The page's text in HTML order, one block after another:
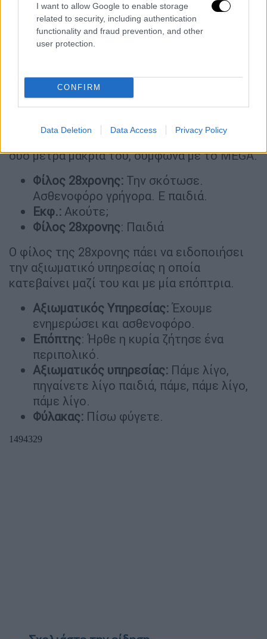
I want to allow Google to enable storage
related to security, including authentication
functionality and fraud prevention, and other
user protection.
CONFIRM
Data Deletion Data Access Privacy Policy
Γ.Κ.: Ναι.
Τα δραματικά λεπτά που
ακολούθησαν
δράστηςσε κλάσματα δευτερολέπτου την
μαχαίρωσε 4 φορές πισώπλατα. Στο μεταξύ
από τις φωνές βγαίνει καιο φρουρόςαπό το
φυλάκιο ο οποίος όσο δεχόταν τις μαχαιριές
δεν είχε καταλάβει τι συνέβαινε
δύο μέτρα μακριά του, σύμφωνα με το MEGA.
Φίλος 28χρονης: Την σκότωσε.
Ασθενοφόρο γρήγορα. Ε παιδιά.
Εκφ.: Ακούτε;
Φίλος 28χρονης: Παιδιά
Ο φίλος της 28χρονης πάει να ειδοποιήσει
την αξιωματικό υπηρεσίας η οποία
κατεβαίνει μαζί του και με μία επόπτρια.
Αξιωματικός Υπηρεσίας: Έχουμε
ενημερώσει και ασθενοφόρο.
Επόπτης: Ήρθε η κυρία ζήτησε ένα
περιπολικό.
Αξιωματικός υπηρεσίας: Πάμε λίγο,
πηγαίνετε λίγο παιδιά, πάμε, πάμε λίγο,
πάμε λίγο.
Φύλακας: Πίσω φύγετε.